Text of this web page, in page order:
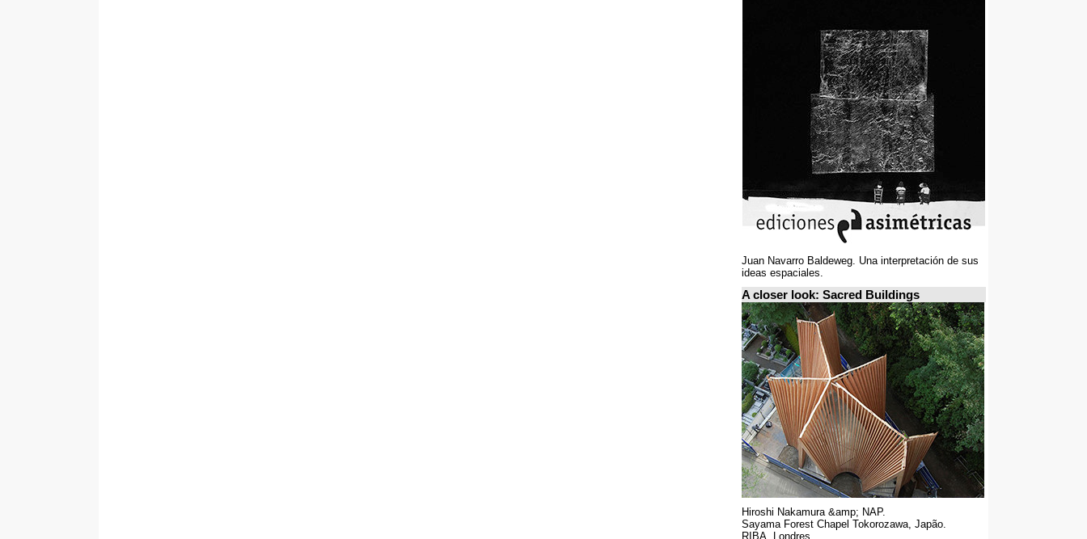
Juan Navarro Baldeweg. Una interpretación de sus
ideas espaciales.
A closer look: Sacred Buildings
Hiroshi Nakamura &amp; NAP.
Sayama Forest Chapel Tokorozawa, Japão.
RIBA, Londres.